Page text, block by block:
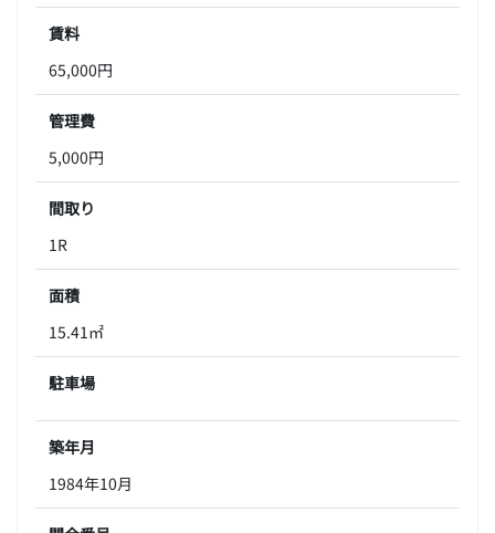
賃料
65,000円
管理費
5,000円
間取り
1R
面積
15.41㎡
駐車場
築年月
1984年10月